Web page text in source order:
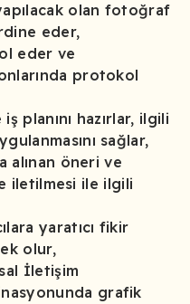
olan fotoğraf
eder,
eder ve
protokol
planını hazırlar, ilgili
sağlar,
alınan öneri ve
iletilmesi ile ilgili
yaratıcı fikir
olur,
İletişim
grafik